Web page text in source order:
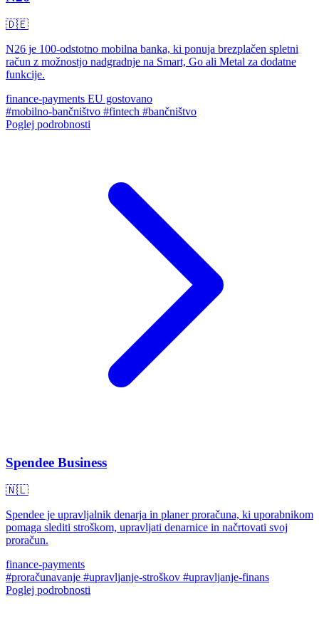
🇩🇪
N26 je 100-odstotno mobilna banka, ki ponuja brezplačen spletni
račun z možnostjo nadgradnje na Smart, Go ali Metal za dodatne
funkcije.
finance-payments EU gostovano
#mobilno-bančništvo #fintech #bančništvo
Poglej podrobnosti
Spendee Business
🇳🇱
Spendee je upravljalnik denarja in planer proračuna, ki uporabnikom
pomaga slediti stroškom, upravljati denarnice in načrtovati svoj
proračun.
finance-payments
#proračunavanje #upravljanje-stroškov #upravljanje-finans
Poglej podrobnosti